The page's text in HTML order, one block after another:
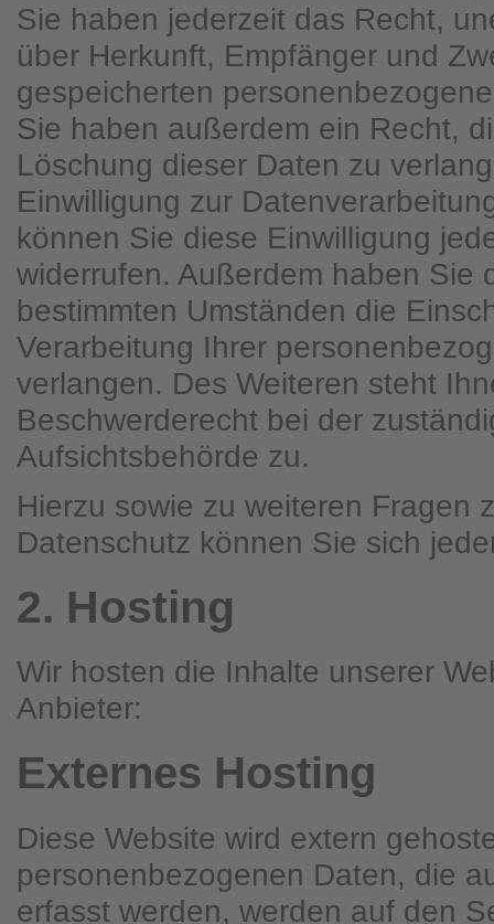
Sie haben jederzeit das Recht,
über Herkunft, Empfänger und
gespeicherten
Sie haben außerdem ein Recht,
Löschung dieser Daten zu
Einwilligung zur
können Sie diese Einwilligung
widerrufen. Außerdem haben Sie
bestimmten Umständen die
Verarbeitung Ihrer
verlangen. Des Weiteren steht
Beschwerderecht bei der
Aufsichtsbehörde zu.
Hierzu sowie zu weiteren Fragen
Datenschutz können Sie sich
2. Hosting
Wir hosten die Inhalte unserer
Anbieter:
Externes Hosting
Diese Website wird extern
personenbezogenen Daten, die
erfasst werden, werden auf den